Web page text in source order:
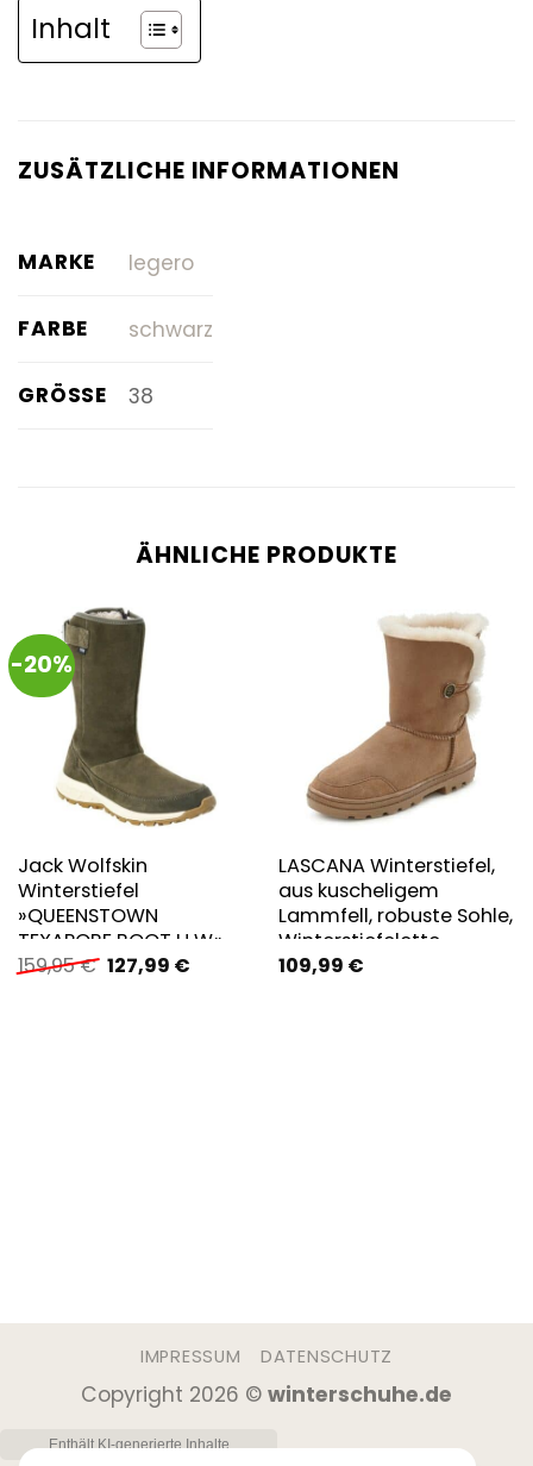
Inhalt
ZUSÄTZLICHE INFORMATIONEN
MARKE legero
FARBE schwarz
GRÖSSE 38
ÄHNLICHE PRODUKTE
-20%
Jack Wolfskin
Winterstiefel
»QUEENSTOWN
TEXAPORE BOOT H W«
159,95€ Ursprünglicher
Preis
127,99 €Aktueller
LASCANA Winterstiefel,
aus kuscheligem
Lammfell, robuste Sohle,
Winterstiefelette,
Snowboots
109,99 €
IMPRESSUM DATENSCHUTZ
Copyright 2026 © winterschuhe.de